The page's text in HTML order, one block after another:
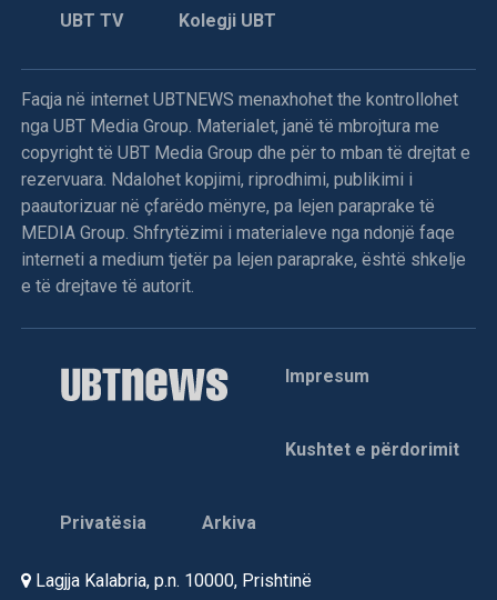
UBT TV Kolegji UBT
Faqja në internet UBTNEWS menaxhohet the kontrollohet
nga UBT Media Group. Materialet, janë të mbrojtura me
copyright të UBT Media Group dhe për to mban të drejtat e
rezervuara. Ndalohet kopjimi, riprodhimi, publikimi i
paautorizuar në çfarëdo mënyre, pa lejen paraprake të
MEDIA Group. Shfrytëzimi i materialeve nga ndonjë faqe
interneti a medium tjetër pa lejen paraprake, është shkelje
e të drejtave të autorit.
Impresum
Kushtet e përdorimit
Privatësia Arkiva
Lagjja Kalabria, p.n. 10000, Prishtinë